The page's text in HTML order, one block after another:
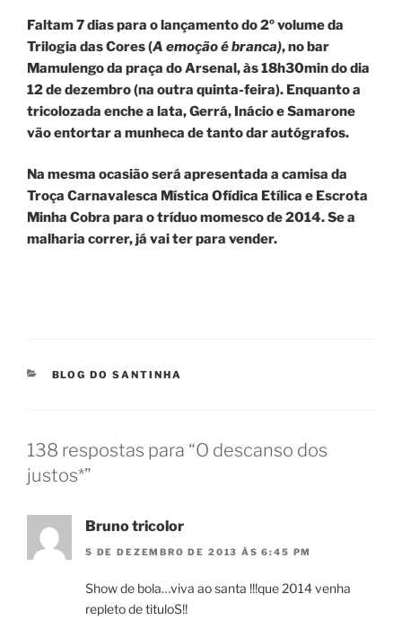
Faltam 7 dias para o lançamento do 2º volume da
Trilogia das Cores (A emoção é branca), no bar
Mamulengo da praça do Arsenal, às 18h30min do dia
12 de dezembro (na outra quinta-feira). Enquanto a
tricolozada enche a lata, Gerrá, Inácio e Samarone
vão entortar a munheca de tanto dar autógrafos.
Na mesma ocasião será apresentada a camisa da
Troça Carnavalesca Mística Ofídica Etílica e Escrota
Minha Cobra para o tríduo momesco de 2014. Se a
malharia correr, já vai ter para vender.
CATEGORIAS
BLOG DO SANTINHA
138 respostas para “O descanso dos
justos*”
Bruno tricolor
5 DE DEZEMBRO DE 2013 ÀS 6:45 PM
Show de bola…viva ao santa !!!que 2014 venha
repleto de tituloS!!